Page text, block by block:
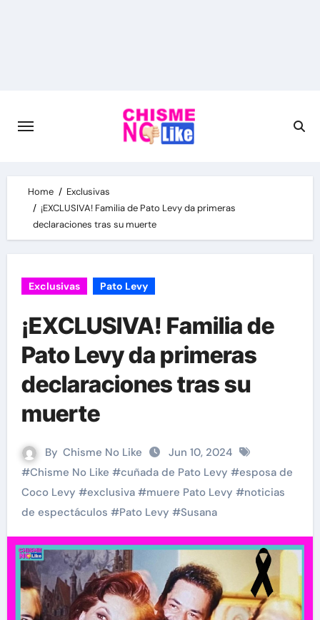
Home
Exclusivas
¡EXCLUSIVA! Familia de Pato Levy da primeras
declaraciones tras su muerte
Exclusivas Pato Levy
¡EXCLUSIVA! Familia de
Pato Levy da primeras
declaraciones tras su
muerte
By Chisme No Like
Jun 10, 2024
#Chisme No Like #cuñada de Pato Levy #esposa de
Coco Levy #exclusiva#muere Pato Levy #noticias
de espectáculos #Pato Levy #Susana